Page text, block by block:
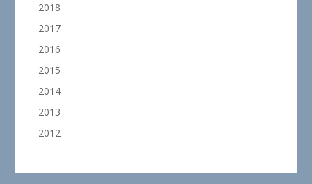
2018
2017
2016
2015
2014
2013
2012